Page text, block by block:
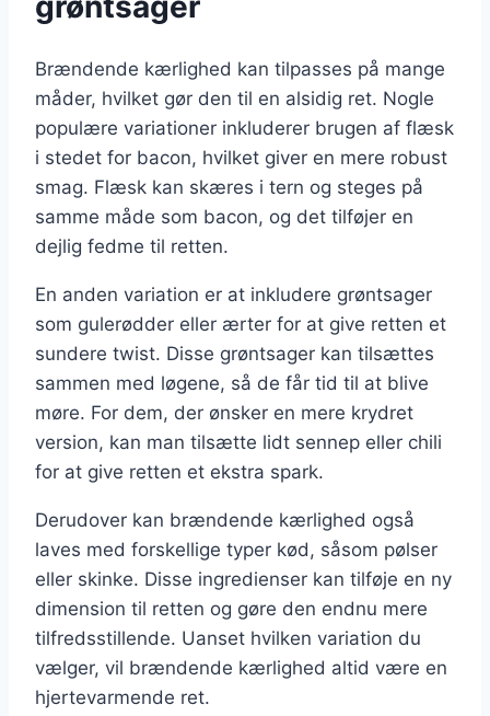
Brændende kærlighed kan tilpasses på mange
måder, hvilket gør den til en alsidig ret. Nogle
populære variationer inkluderer brugen af flæsk
i stedet for bacon, hvilket giver en mere robust
smag. Flæsk kan skæres i tern og steges på
samme måde som bacon, og det tilføjer en
dejlig fedme til retten.
En anden variation er at inkludere grøntsager
som gulerødder eller ærter for at give retten et
sundere twist. Disse grøntsager kan tilsættes
sammen med løgene, så de får tid til at blive
møre. For dem, der ønsker en mere krydret
version, kan man tilsætte lidt sennep eller chili
for at give retten et ekstra spark.
Derudover kan brændende kærlighed også
laves med forskellige typer kød, såsom pølser
eller skinke. Disse ingredienser kan tilføje en ny
dimension til retten og gøre den endnu mere
tilfredsstillende. Uanset hvilken variation du
vælger, vil brændende kærlighed altid være en
hjertevarmende ret.